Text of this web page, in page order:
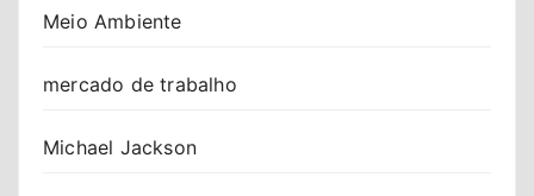
Meio Ambiente
mercado de trabalho
Michael Jackson